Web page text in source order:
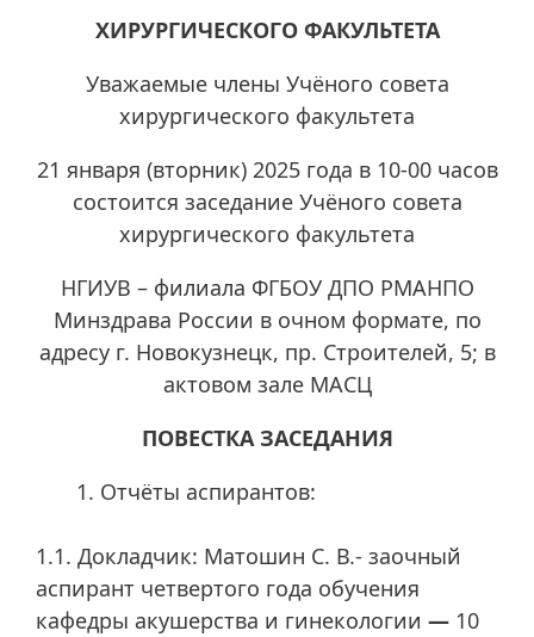
ХИРУРГИЧЕСКОГО ФАКУЛЬТЕТА
Уважаемые члены Учёного совета
хирургического факультета
21 января (вторник) 2025 года в 10-00 часов
состоится заседание Учёного совета
хирургического факультета
НГИУВ – филиала ФГБОУ ДПО РМАНПО
Минздрава России в очном формате, по
адресу г. Новокузнецк, пр. Строителей, 5; в
актовом зале МАСЦ
ПОВЕСТКА ЗАСЕДАНИЯ
Отчёты аспирантов:
1.1. Докладчик: Матошин С. В.- заочный
аспирант четвертого года обучения
кафедры акушерства и гинекологии — 10